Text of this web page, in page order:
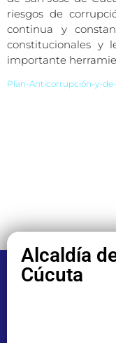
riesgos de
continua y
constitucionales y
importante
Plan-Anticorrupción-y-
Alcaldía
Cúcuta